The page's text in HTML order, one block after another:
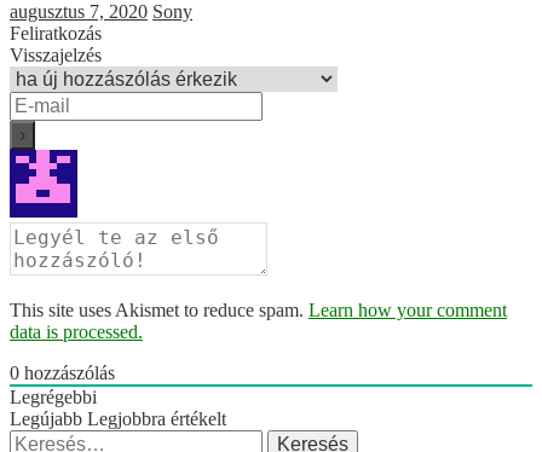
augusztus 7, 2020 Sony
Feliratkozás
Visszajelzés
This site uses Akismet to reduce spam. Learn how your comment
data is processed.
0 hozzászólás
Legrégebbi
Legújabb Legjobbra értékelt
Keresés: